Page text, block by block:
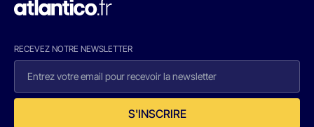
RECEVEZ NOTRE NEWSLETTER
S'INSCRIRE